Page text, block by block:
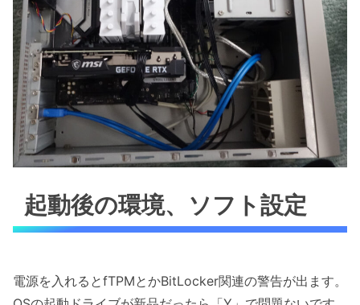
起動後の環境、ソフト設定
電源を入れるとfTPMとかBitLocker関連の警告が出ます。